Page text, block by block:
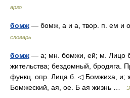
арго
бомж — бомж, а и а, твор. п. ем
словарь
бомж — а; мн. бомжи, ей; м. Лицо
жительства; бездомный, бродяга.
функц. опр. Лица б. ◁ Бомжиха, и;
Бомжеский, ая, ое. Б ая жизнь …